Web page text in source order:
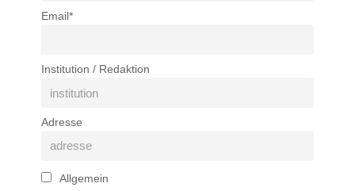
Email*
Institution / Redaktion
Adresse
Allgemein